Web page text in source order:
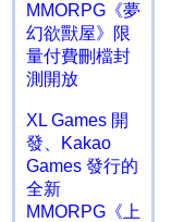
MMORPG《夢
幻欲獸屋》限
量付費刪檔封
測開放
XL Games 開
發、Kakao
Games 發行的
全新
MMORPG《上